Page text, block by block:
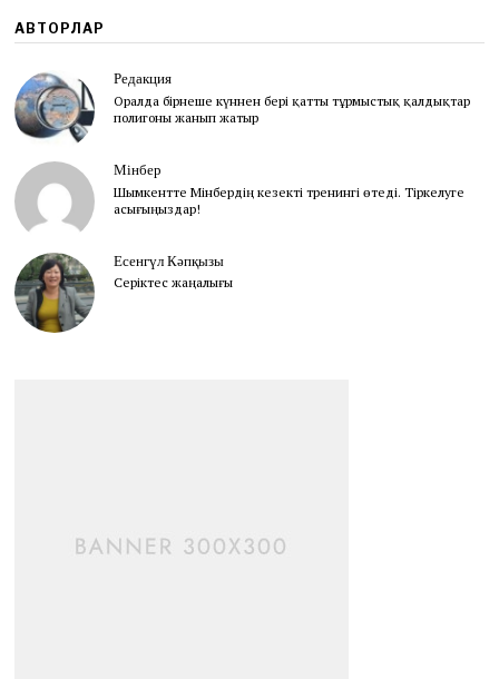
АВТОРЛАР
Редакция
Оралда бірнеше күннен бері қатты тұрмыстық қалдықтар
полигоны жанып жатыр
Мінбер
Шымкентте Мінбердің кезекті тренингі өтеді. Тіркелуге
асығыңыздар!
Есенгүл Кәпқызы
Серіктес жаңалығы